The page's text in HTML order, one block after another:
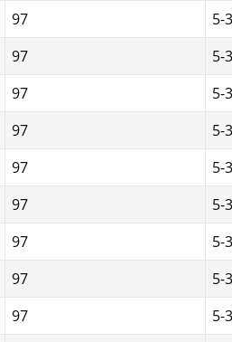
97
5-
97
5-
97
5-
97
5-
97
5-
97
5-
97
5-
97
5-
97
5-